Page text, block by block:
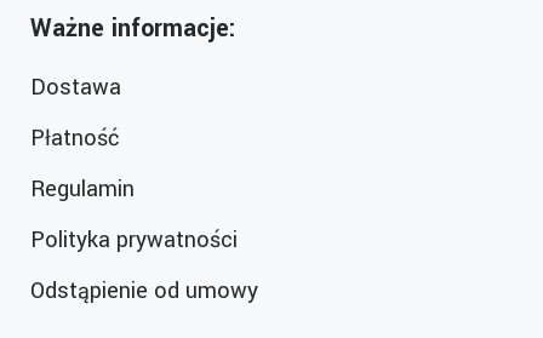
Ważne informacje:
Dostawa
Płatność
Regulamin
Polityka prywatności
Odstąpienie od umowy